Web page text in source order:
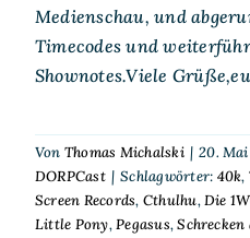
Medienschau, und
Timecodes und
Shownotes.Viele
Von Thomas Michalski | 20. Mai
DORPCast | Schlagwörter: 40k,
Screen Records, Cthulhu,Die
Little Pony,Pegasus,Schrecken